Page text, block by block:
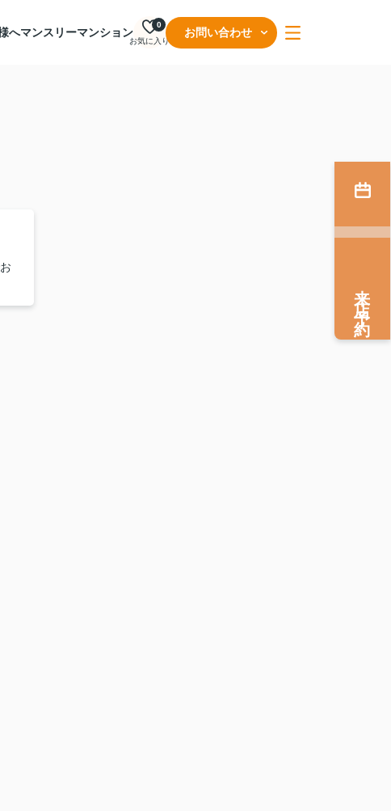
へマンスリーマンション
お気に入り
0
お問い合わせ
来店予約